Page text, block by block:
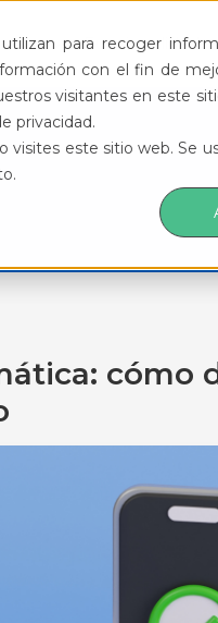
para recoger
con el fin de
visitantes en este
privacidad.
este sitio web. Se
Funcionalidades
cómo